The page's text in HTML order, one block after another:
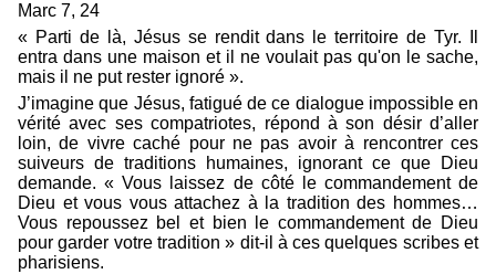
Marc 7, 24
« Parti de là, Jésus se rendit dans le territoire de Tyr. Il
entra dans une maison et il ne voulait pas qu'on le sache,
mais il ne put rester ignoré ».
J’imagine que Jésus, fatigué de ce dialogue impossible en
vérité avec ses compatriotes, répond à son désir d’aller
loin, de vivre caché pour ne pas avoir à rencontrer ces
suiveurs de traditions humaines, ignorant ce que Dieu
demande. « Vous laissez de côté le commandement de
Dieu et vous vous attachez à la tradition des hommes…
Vous repoussez bel et bien le commandement de Dieu
pour garder votre tradition » dit-il à ces quelques scribes et
pharisiens.